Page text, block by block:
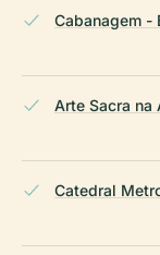
Cabanagem -
Arte Sacra na
Catedral